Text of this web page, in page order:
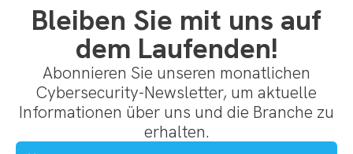
Bleiben Sie mit uns auf
dem Laufenden!
Abonnieren Sie unseren monatlichen
Cybersecurity-Newsletter, um aktuelle
Informationen über uns und die Branche zu
erhalten.